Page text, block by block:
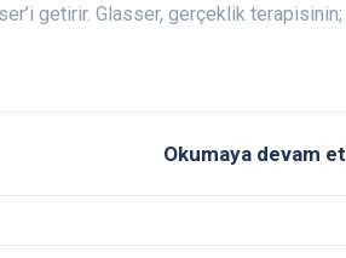
getirir. Glasser, gerçeklik terapisinin;
Okumaya devam et